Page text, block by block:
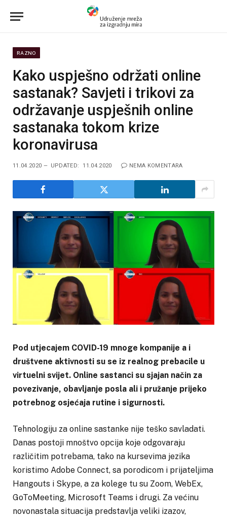
RAZNO
Kako uspješno održati online
sastanak? Savjeti i trikovi za
održavanje uspješnih online
sastanaka tokom krize
koronavirusa
11.04.2020 UPDATED: 11.04.2020 NEMA KOMENTARA
Pod utjecajem COVID-19 mnoge kompanije a i
društvene aktivnosti su se iz realnog prebacile u
virtuelni svijet. Online sastanci su sjajan način za
povezivanje, obavljanje posla ali i pružanje prijeko
potrebnog osjećaja rutine i sigurnosti.
Tehnologiju za online sastanke nije teško savladati.
Danas postoji mnoštvo opcija koje odgovaraju
različitim potrebama, tako na kursevima jezika
koristimo Adobe Connect, sa porodicom i prijateljima
Hangouts i Skype, a za kolege tu su Zoom, WebEx,
GoToMeeting, Microsoft Teams i drugi. Za većinu
novonastala situacija predstavlja veliki izazov,